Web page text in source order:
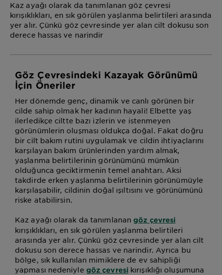
Kaz ayağı olarak da tanımlanan göz çevresi
kırışıklıkları, en sık görülen yaşlanma belirtileri arasında
yer alır. Çünkü göz çevresinde yer alan cilt dokusu son
derece hassas ve narindir
Göz Çevresindeki Kazayak Görünümü
İçin Öneriler
Her dönemde genç, dinamik ve canlı görünen bir
cilde sahip olmak her kadının hayali! Elbette yaş
ilerledikçe ciltte bazı izlerin ve istenmeyen
görünümlerin oluşması oldukça doğal. Fakat doğru
bir cilt bakım rutini uygulamak ve cildin ihtiyaçlarını
karşılayan bakım ürünlerinden yardım almak,
yaşlanma belirtilerinin görünümünü mümkün
olduğunca geciktirmenin temel anahtarı. Aksi
takdirde erken yaşlanma belirtilerinin görünümüyle
karşılaşabilir, cildinin doğal ışıltısını ve görünümünü
riske atabilirsin.
Kaz ayağı olarak da tanımlanangöz çevresi
kırışıklıkları, en sık görülen yaşlanma belirtileri
arasında yer alır. Çünkü göz çevresinde yer alan cilt
dokusu son derece hassas ve narindir. Ayrıca bu
bölge, sık kullanılan mimiklere de ev sahipliği
yapması nedeniyle göz çevresikırışıklığı oluşumuna